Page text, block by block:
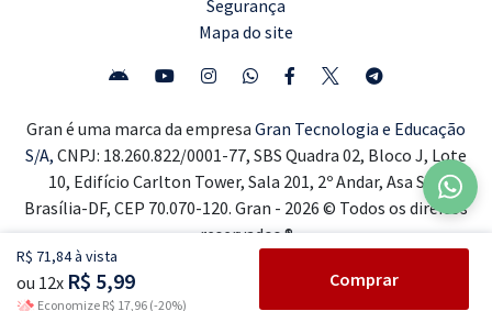
R$ 71,84 à vista
ou 12x R$ 5,99
Economize R$ 17,96 (-20%)
Comprar
Segurança
Mapa do site
Gran é uma marca da empresa Gran Tecnologia e Educação
S/A, CNPJ: 18.260.822/0001-77, SBS Quadra 02, Bloco J, Lote
10, Edifício Carlton Tower, Sala 201, 2º Andar, Asa Sul,
Brasília-DF, CEP 70.070-120. Gran - 2026 © Todos os direitos
reservados ®